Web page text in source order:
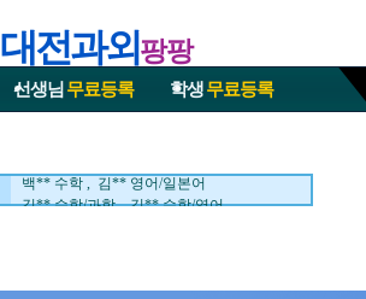
대전과외팡팡
선생님 무료등록 학생무료등록
백** 수학 , 김** 영어/일본어
김** 수학/과학 , 김** 수학/영어
박** 수학/영어 , 김** 수학/영어